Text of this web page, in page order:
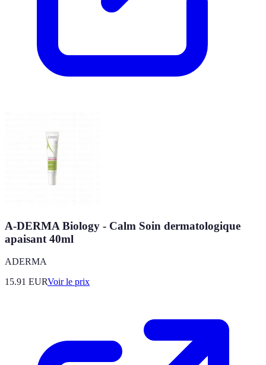
A-DERMA Biology - Calm Soin dermatologique
apaisant 40ml
ADERMA
15.91 EURVoir le prix